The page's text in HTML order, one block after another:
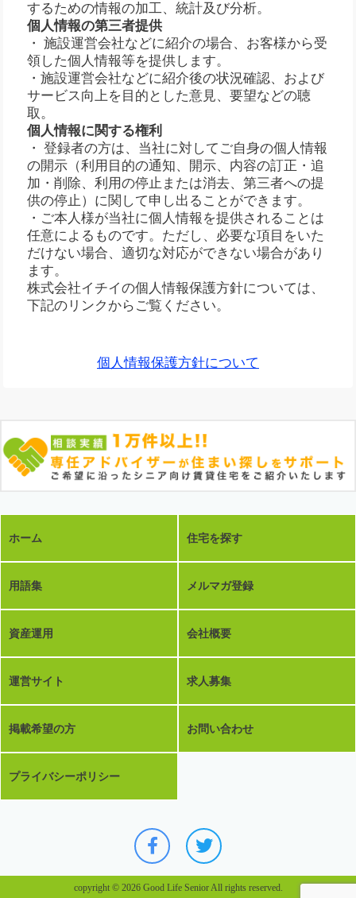
するための情報の加工、統計及び分析。
個人情報の第三者提供
・ 施設運営会社などに紹介の場合、お客様から受
領した個人情報等を提供します。
・施設運営会社などに紹介後の状況確認、および
サービス向上を目的とした意見、要望などの聴
取。
個人情報に関する権利
・ 登録者の方は、当社に対してご自身の個人情報
の開示（利用目的の通知、開示、内容の訂正・追
加・削除、利用の停止または消去、第三者への提
供の停止）に関して申し出ることができます。
・ご本人様が当社に個人情報を提供されることは
任意によるものです。ただし、必要な項目をいた
だけない場合、適切な対応ができない場合があり
ます。
株式会社イチイの個人情報保護方針については、
下記のリンクからご覧ください。
個人情報保護方針について
ホーム 住宅を探す
用語集 メルマガ登録
資産運用 会社概要
運営サイト 求人募集
掲載希望の方 お問い合わせ
プライバシーポリシー
copyright © 2026 Good Life Senior All rights reserved.